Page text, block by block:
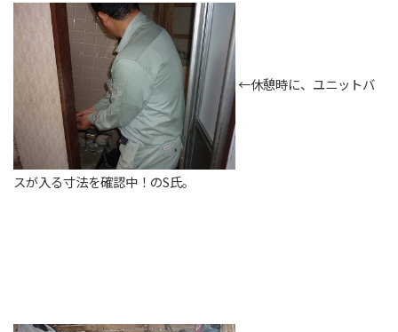
←休憩時に、ユニットバ
スが入る寸法を確認中！のS氏。